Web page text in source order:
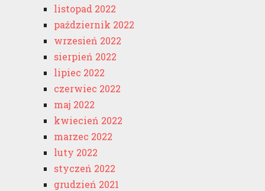
listopad 2022
październik 2022
wrzesień 2022
sierpień 2022
lipiec 2022
czerwiec 2022
maj 2022
kwiecień 2022
marzec 2022
luty 2022
styczeń 2022
grudzień 2021